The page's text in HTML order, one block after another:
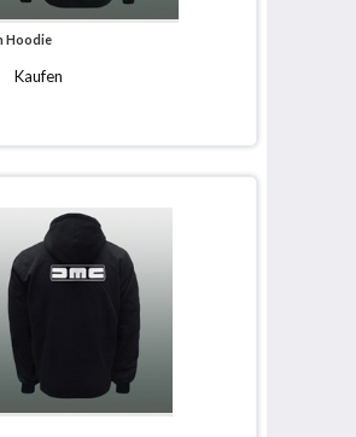
Hoodie
Kaufen